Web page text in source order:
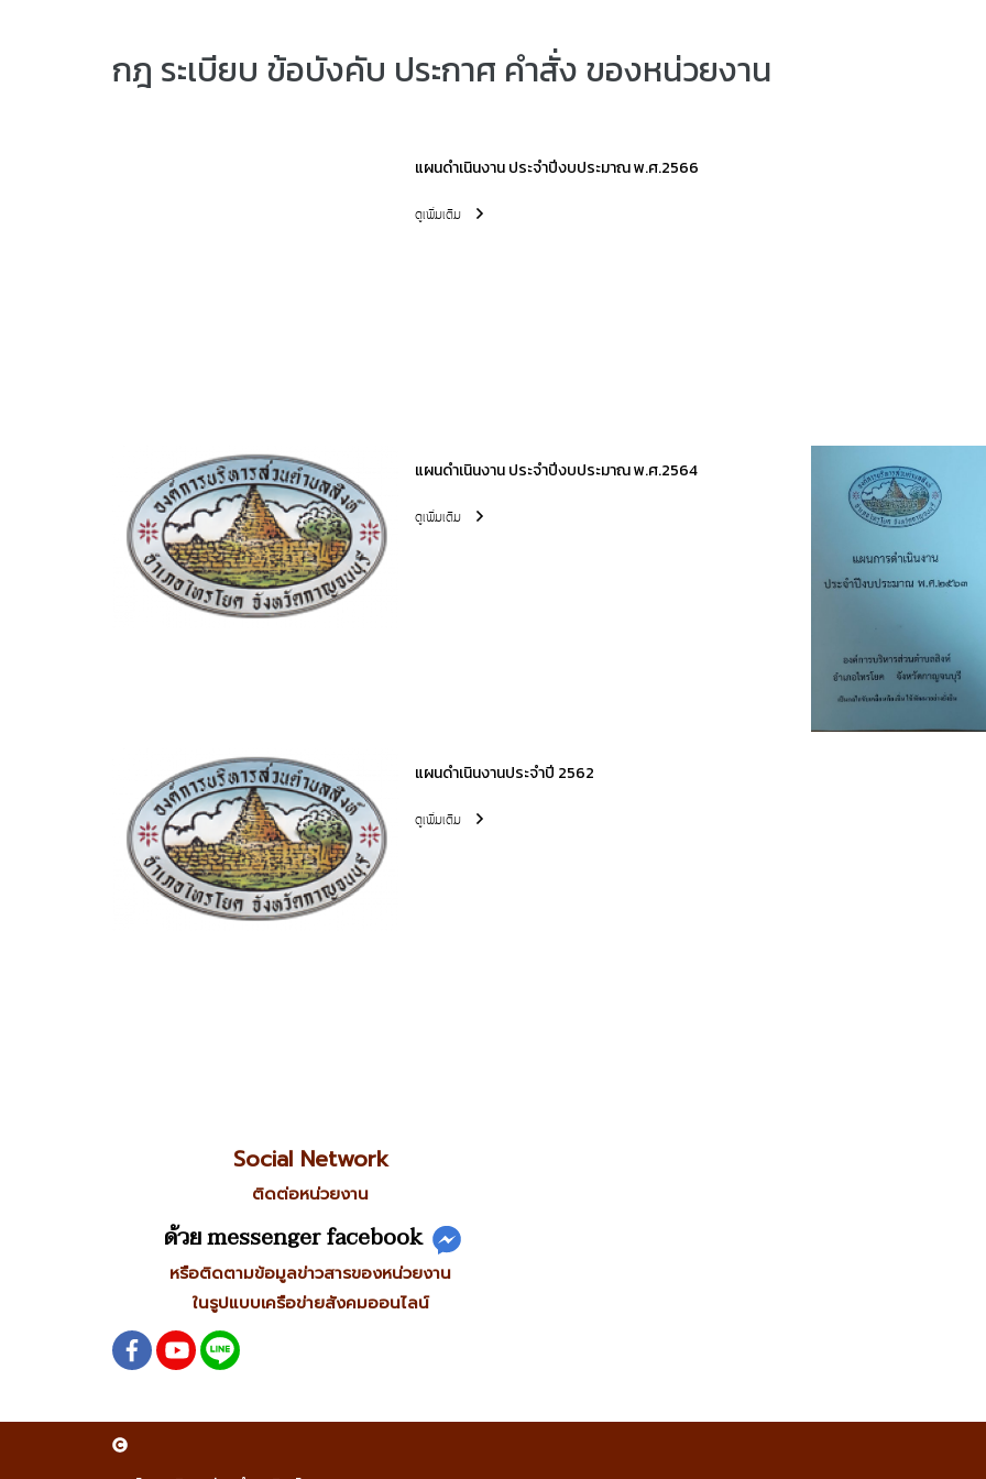
กฎ ระเบียบ ข้อบังคับ ประกาศ คำสั่ง ของหน่วยงาน
แผนดำเนินงาน ประจำปีงบประมาณ พ.ศ.2566
ดูเพิ่มเติม
แผนดำเนินงาน ประจำปีงบประมาณ พ.ศ.2564
ดูเพิ่มเติม
แผนดำเนินงานประจำปี 2562
ดูเพิ่มเติม
Social Network
ติดต่อหน่วยงาน
ด้วย messenger facebook
หรือติดตามข้อมูลข่าวสารของหน่วยงาน
ในรูปแบบเครือข่ายสังคมออนไลน์